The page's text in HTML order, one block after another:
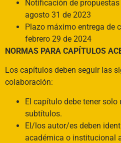
Notificación de
agosto 31 de 2023
Plazo máximo entrega de
febrero 29 de 2024
NORMAS PARA CAPÍTULOS
Los capítulos deben seguir las
colaboración:
El capítulo debe tener
subtítulos.
El/los autor/es deben
académica o institucional